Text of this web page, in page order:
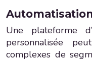
Une plateforme
personnalisée
complexes de